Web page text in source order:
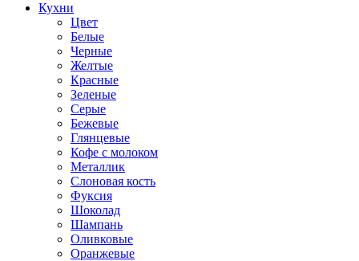
Кухни
Цвет
Белые
Черные
Желтые
Красные
Зеленые
Серые
Бежевые
Глянцевые
Кофе с молоком
Металлик
Слоновая кость
Фуксия
Шоколад
Шампань
Оливковые
Оранжевые